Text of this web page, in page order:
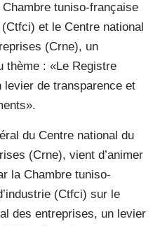
tuniso-française
et le Centre national
(Crne), un
thème : «Le Registre
levier de transparence et
du Centre national du
(Crne), vient d’animer
la Chambre tuniso-
(Ctfci) sur le
des entreprises, un levier